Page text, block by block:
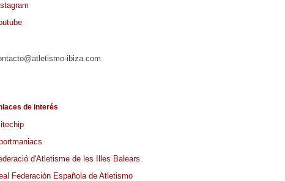
ibiza.com
de interés
d'Atletisme de les Illes Balears
Federación Española de Atletismo